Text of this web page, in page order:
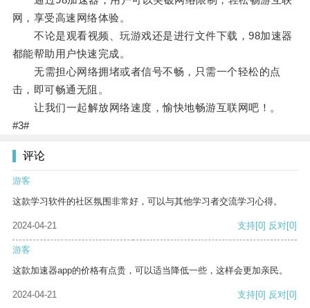
网，享受高速网络体验。
不论是观看视频、玩游戏还是进行文件下载，98加速器
都能帮助用户快速完成。
无需担心网络拥堵或者信号不畅，只需一个轻松的点
击，即可畅通无阻。
让我们一起解放网络速度，愉快地畅游互联网吧！。
#3#
评论
游客
这款学习软件的社区氛围非常好，可以与其他学习者交流学习心得。
2024-04-21 支持[0] 反对[0]
游客
这款加速器app的价格有点贵，可以适当降低一些，这样会更加亲民。
2024-04-21 支持[0] 反对[0]